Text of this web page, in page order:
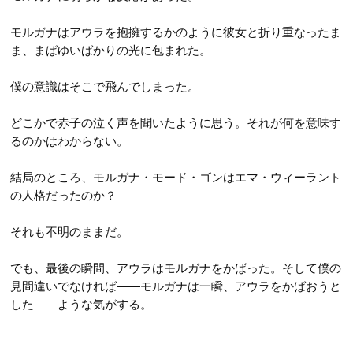
モルガナはアウラを抱擁するかのように彼女と折り重なったま
ま、まばゆいばかりの光に包まれた。
僕の意識はそこで飛んでしまった。
どこかで赤子の泣く声を聞いたように思う。それが何を意味す
るのかはわからない。
結局のところ、モルガナ・モード・ゴンはエマ・ウィーラント
の人格だったのか？
それも不明のままだ。
でも、最後の瞬間、アウラはモルガナをかばった。そして僕の
見間違いでなければ――モルガナは一瞬、アウラをかばおうと
した――ような気がする。